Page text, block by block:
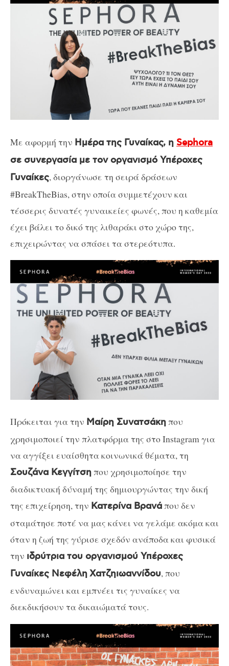
Με αφορμή την Ημέρα της Γυναίκας, η Sephora
σε συνεργασία με τον οργανισμό Υπέροχες
Γυναίκες, διοργάνωσε τη σειρά δράσεων
#BreakTheBias, στην οποία συμμετέχουν και
τέσσερις δυνατές γυναικείες φωνές, που η καθεμία
έχει βάλει το δικό της λιθαράκι στο χώρο της,
επιχειρώντας να σπάσει τα στερεότυπα.
Πρόκειται για την Μαίρη Συνατσάκηπου
χρησιμοποιεί την πλατφόρμα της στο Instagram για
να αγγίξει ευαίσθητα κοινωνικά θέματα, τη
Σουζάνα Κεγγίτσηπου χρησιμοποίησε την
διαδικτυακή δύναμή της δημιουργώντας την δική
της επιχείρηση, την Κατερίνα Βρανάπου δεν
σταμάτησε ποτέ να μας κάνει να γελάμε ακόμα και
όταν η ζωή της γύρισε σχεδόν ανάποδα και φυσικά
την ιδρύτρια του οργανισμού Υπέροχες
Γυναίκες ΝεφέληΧατζηιωαννίδου, που
ενδυναμώνει και εμπνέει τις γυναίκες να
διεκδικήσουν τα δικαιώματά τους.